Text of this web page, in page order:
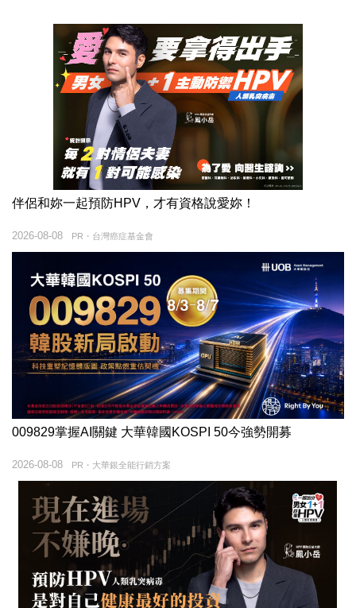
伴侶和妳一起預防HPV，才有資格說愛妳！
PR・台灣癌症基金會
2026-08-08
009829掌握AI關鍵 大華韓國KOSPI 50今強勢開募
PR・大華銀全能行銷方案
2026-08-08